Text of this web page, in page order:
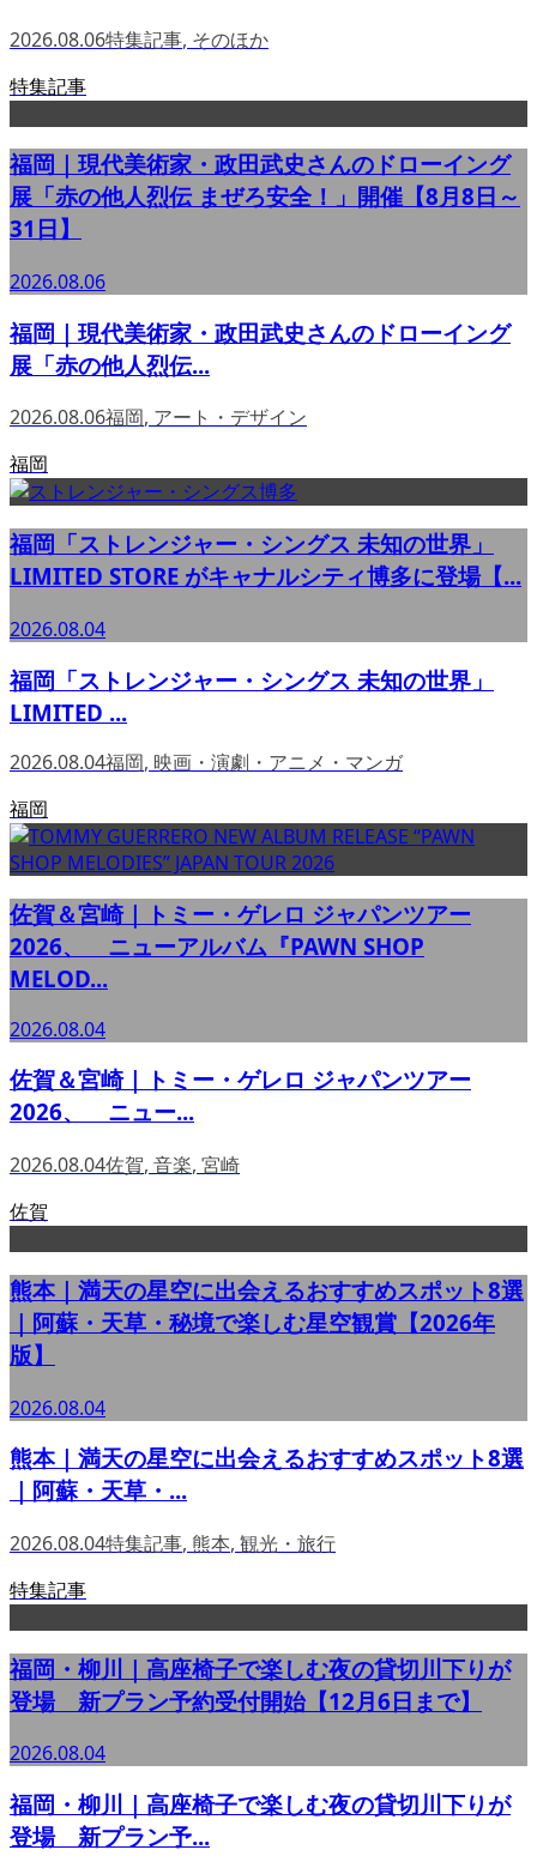
2026.08.06特集記事, そのほか
特集記事
福岡｜現代美術家・政田武史さんのドローイング
展「赤の他人烈伝 まぜろ安全！」開催【8月8日～
31日】
2026.08.06
福岡｜現代美術家・政田武史さんのドローイング
展「赤の他人烈伝...
2026.08.06福岡, アート・デザイン
福岡
福岡「ストレンジャー・シングス 未知の世界」
LIMITED STORE がキャナルシティ博多に登場【...
2026.08.04
福岡「ストレンジャー・シングス 未知の世界」
LIMITED ...
2026.08.04福岡, 映画・演劇・アニメ・マンガ
福岡
佐賀＆宮崎｜トミー・ゲレロ ジャパンツアー
2026、 ニューアルバム『PAWN SHOP
MELOD...
2026.08.04
佐賀＆宮崎｜トミー・ゲレロ ジャパンツアー
2026、 ニュー...
2026.08.04佐賀, 音楽, 宮崎
佐賀
熊本｜満天の星空に出会えるおすすめスポット8選
｜阿蘇・天草・秘境で楽しむ星空観賞【2026年
版】
2026.08.04
熊本｜満天の星空に出会えるおすすめスポット8選
｜阿蘇・天草・...
2026.08.04特集記事, 熊本, 観光・旅行
特集記事
福岡・柳川｜高座椅子で楽しむ夜の貸切川下りが
登場 新プラン予約受付開始【12月6日まで】
2026.08.04
福岡・柳川｜高座椅子で楽しむ夜の貸切川下りが
登場 新プラン予...